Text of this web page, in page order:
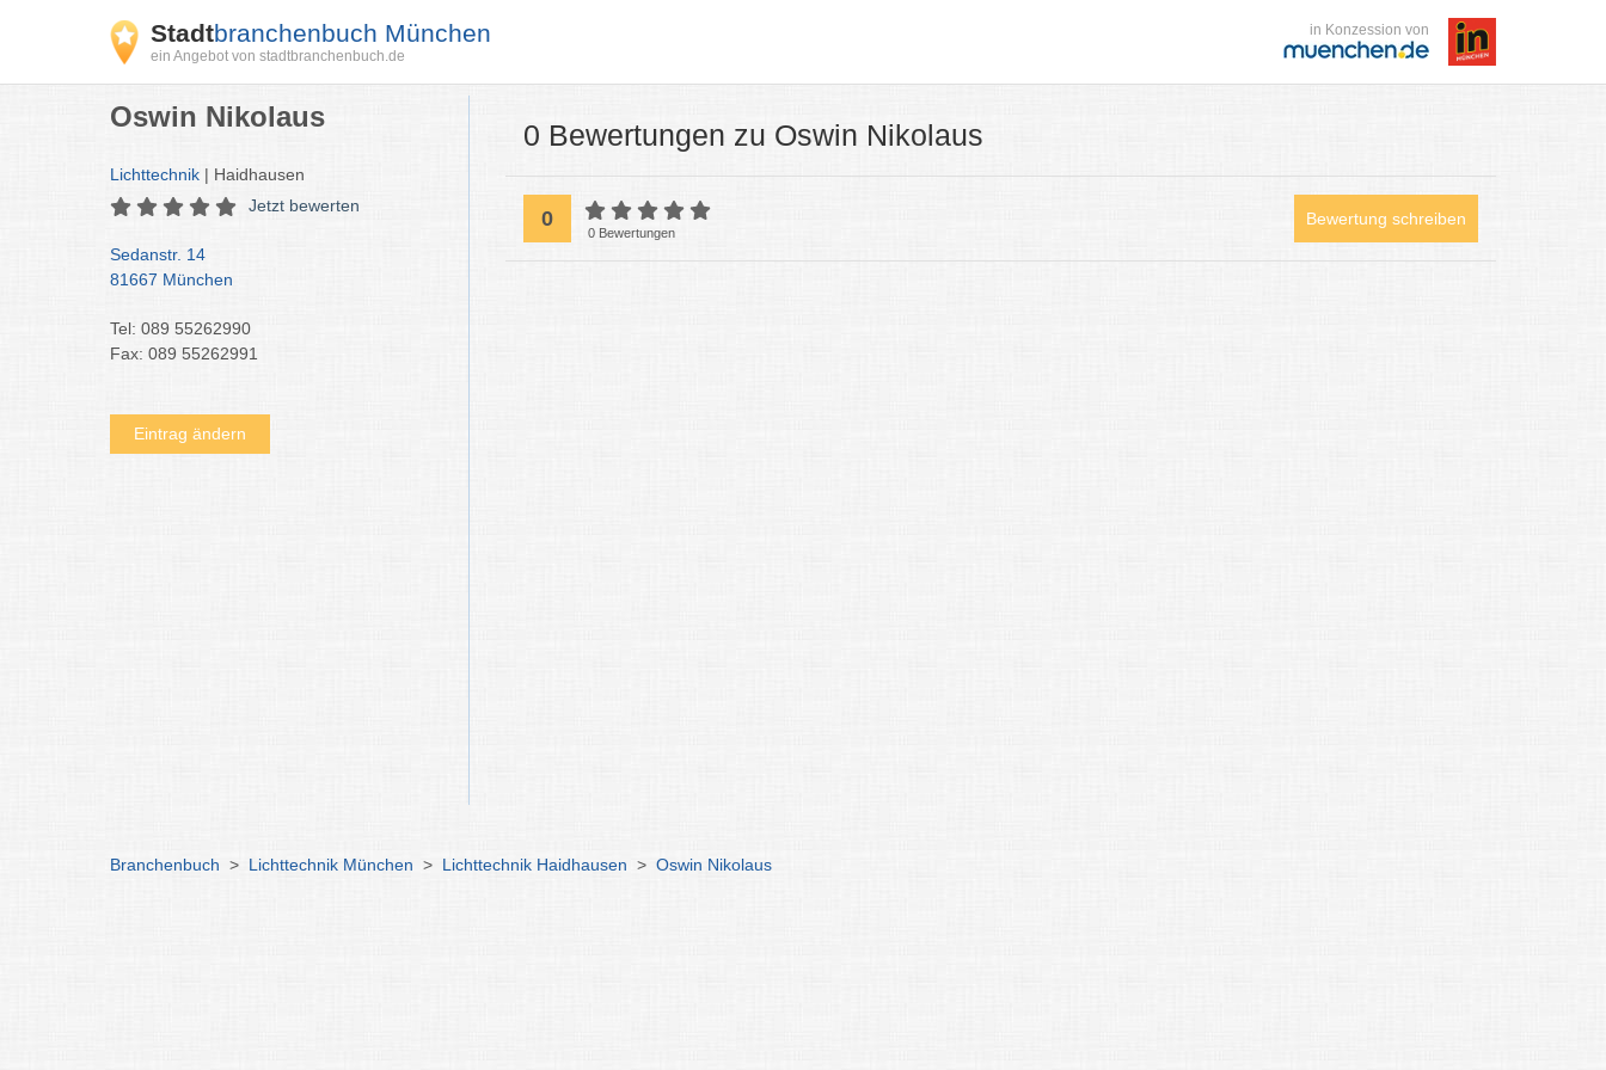
Stadtbranchenbuch München
ein Angebot von stadtbranchenbuch.de
in Konzession von
Oswin Nikolaus
Lichttechnik | Haidhausen
Jetzt bewerten
Sedanstr. 14
81667 München
Tel: 089 55262990
Fax: 089 55262991
Eintrag ändern
0 Bewertungen zu Oswin Nikolaus
0
0 Bewertungen
Bewertung schreiben
Branchenbuch > Lichttechnik München > Lichttechnik Haidhausen > Oswin Nikolaus